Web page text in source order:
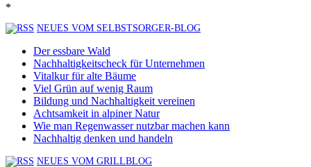
*
NEUES VOM SELBSTSORGER-BLOG
Der essbare Wald
Nachhaltigkeitscheck für Unternehmen
Vitalkur für alte Bäume
Viel Grün auf wenig Raum
Bildung und Nachhaltigkeit vereinen
Achtsamkeit in alpiner Natur
Wie man Regenwasser nutzbar machen kann
Nachhaltig denken und handeln
NEUES VOM GRILLBLOG